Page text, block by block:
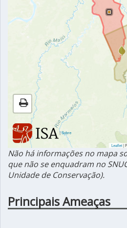
|Sobre
Leaflet|
Não há informações no mapa
que não se enquadram no
Unidade de Conservação).
Principais Ameaças